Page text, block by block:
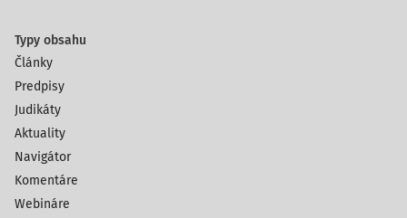
Typy obsahu
Články
Predpisy
Judikáty
Aktuality
Navigátor
Komentáre
Webináre